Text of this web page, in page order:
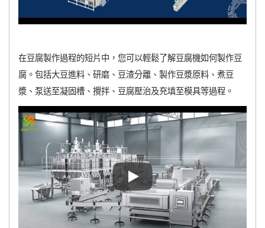
在豆腐製作過程的短片中，您可以輕鬆了解豆腐機如何製作豆
腐。包括大豆進料、研磨、豆渣分離、製作豆漿原料、煮豆
漿、泵送至凝固槽、攪拌、豆腐壓治及充填至模具等過程。
在豆腐製作過程的短片中，您